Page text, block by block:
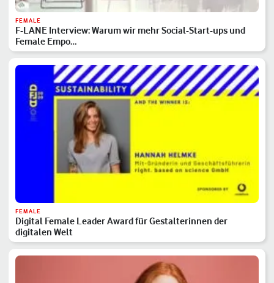
FEMALE
F-LANE Interview: Warum wir mehr Social-Start-ups und
Female Empo…
FEMALE
Digital Female Leader Award für Gestalterinnen der
digitalen Welt